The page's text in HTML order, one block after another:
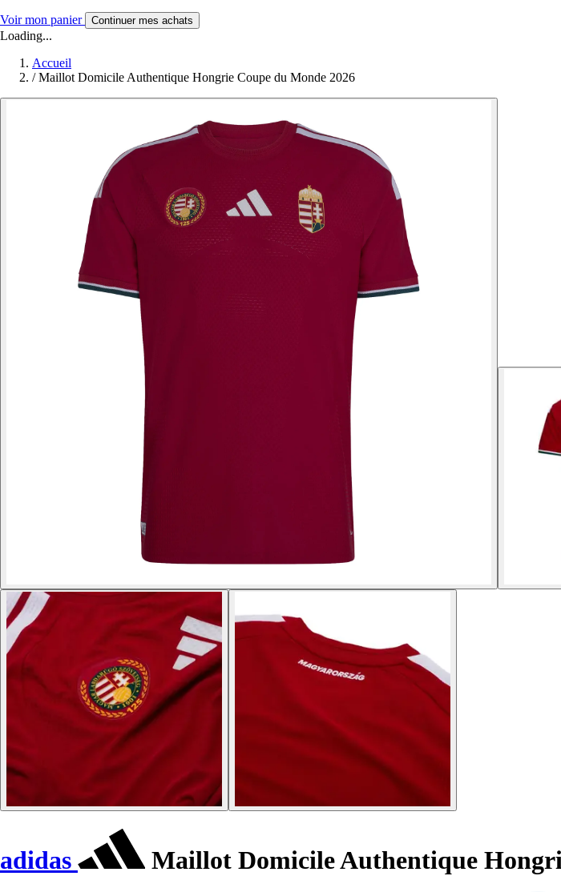
Voir mon panier Continuer mes achats
Loading...
Accueil
/ Maillot Domicile Authentique Hongrie Coupe du Monde 2026
adidas Maillot Domicile Authentique